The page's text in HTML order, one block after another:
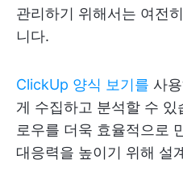
관리하기 위해서는 여전
니다.
ClickUp 양식 보기를 사
게 수집하고 분석할 수
로우를 더욱 효율적으로
대응력을 높이기 위해 설